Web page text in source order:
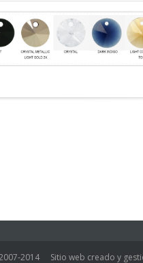
2014 Sitio web creado y